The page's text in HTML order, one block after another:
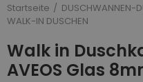
Startseite
DUSCHWANNEN-
WALK-IN DUSCHEN
Walk in
AVEOS Glas